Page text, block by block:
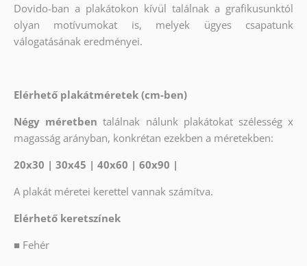
Dovido-ban a plakátokon kívül találnak a grafikusunktól
olyan motívumokat is, melyek ügyes csapatunk
válogatásának eredményei.
Elérhető plakátméretek (cm-ben)
Négy méretben találnak nálunk plakátokat szélesség x
magasság arányban, konkrétan ezekben a méretekben:
20x30 | 30x45 | 40x60 | 60x90 |
A plakát méretei kerettel vannak számítva.
Elérhető keretszínek
■ Fehér